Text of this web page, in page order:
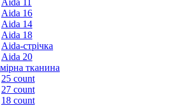
Aida 16
Aida 14
Aida 18
Aida-стрічка
Aida 20
тканина
25 count
27 count
18 count